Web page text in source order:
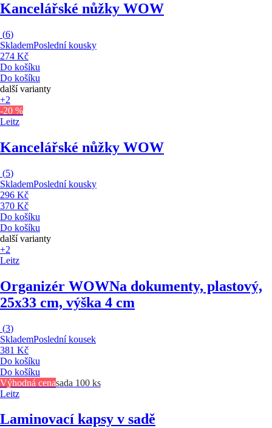
Kancelářské nůžky WOW
(6)
SklademPoslední kousky
274 Kč
Do košíku
Do košíku
další varianty
+2
-20 %
Leitz
Kancelářské nůžky WOW
(5)
SklademPoslední kousky
296 Kč
370 Kč
Do košíku
Do košíku
další varianty
+2
Leitz
Organizér WOWNa dokumenty, plastový,
25x33 cm, výška 4 cm
(3)
SklademPoslední kousek
381 Kč
Do košíku
Do košíku
Výhodná cenasada 100 ks
Leitz
Laminovací kapsy v sadě